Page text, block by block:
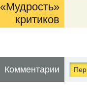
«Мудрость»
критиков
Комментарии